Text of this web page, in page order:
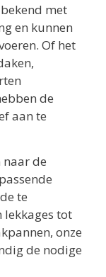
met
en kunnen
Of het
de
aan te
de
te
lekkages tot
onze
de nodige